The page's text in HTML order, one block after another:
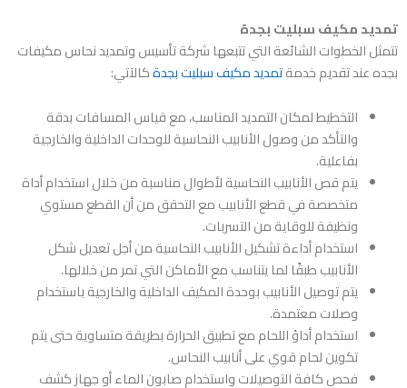
تمديد مكيف سبليت بجدة
تتمثل الخطوات الشائعة التي تتبعها شركة تأسيس وتمديد نحاس مكيفات
بجدهعند تقديم خدمةتمديد مكيف سبليت بجدةكالآتي:
التخطيط لمكان التمديد المناسب، مع قياس المسافات بدقة
والتأكد من وصول الأنابيب النحاسية للوحدات الداخلية والخارجية
بفاعلية.
يتم قص الأنابيب النحاسية لأطوال مناسبة من خلال استخدام أداة
متخصصة في قطع الأنابيب مع التحقق من أن القطع مستوي
ونظيفة للوقاية من التسربات.
استخدام أداءة تشكيل الأنابيب النحاسية من أجل تعديل شكل
الأنابيب طبقًا لما يتناسب مع الأماكن التي تمر من خلالها.
يتم توصيل الأنابيب بوحدة المكيف الداخلية والخارجية باستخدام
وصلات معتمدة.
استخدام أداؤ اللحام مع تطبيق الحرارة بطريقة متساوية حتى يتم
تكوين لحام قوي على أنابيب النحاس.
فحص كافة التوصيلات واستخدام صابون الماء أو جهاز كشف